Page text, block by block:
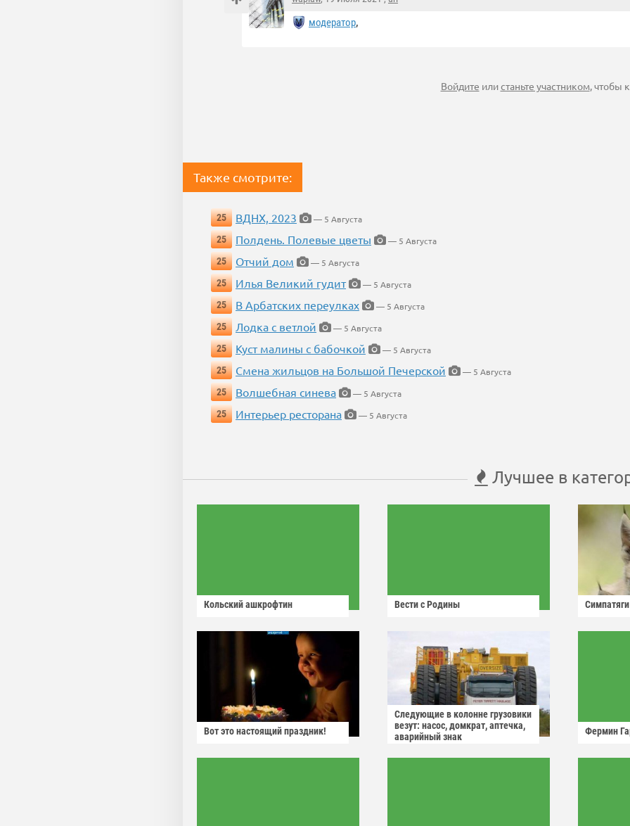
модератор,
Войдите илистаньте участником, чтобы
Также смотрите:
25 ВДНХ, 2023
— 5 Августа
25
Полдень. Полевые цветы
— 5 Августа
25
Отчий дом
— 5 Августа
25
Илья Великий гудит
— 5 Августа
25
В Арбатских переулках
— 5 Августа
25
Лодка с ветлой
— 5 Августа
25
Куст малины с бабочкой
— 5 Августа
25
Смена жильцов на Большой Печерской
— 5 Августа
25
Волшебная синева
— 5 Августа
25
Интерьер ресторана — 5 Августа
Лучшее в
Кольский ашкрофтин Вести с Родины Симпатяги
Вот это настоящий праздник!
Следующие в колонне грузовики
везут: насос, домкрат, аптечка,
аварийный знак
Фермин